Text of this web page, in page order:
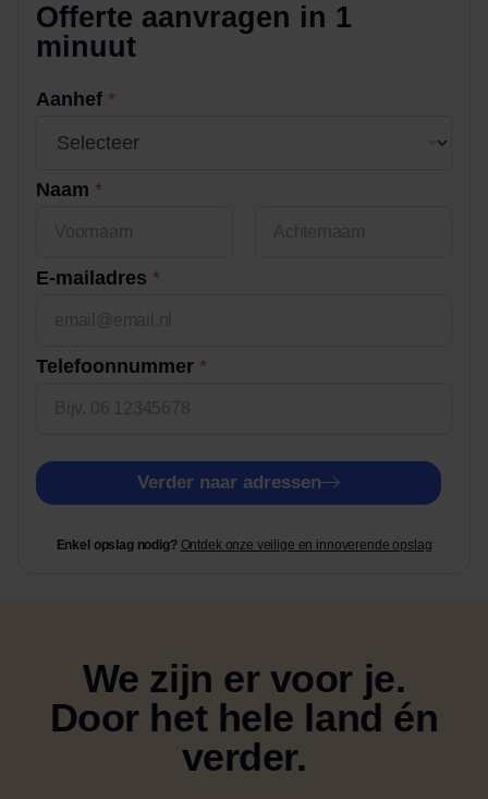
Offerte aanvragen in 1
minuut
Aanhef *
Naam *
Voornaam
E-mailadres *
Telefoonnummer *
Verder naar adressen
Enkel opslag nodig? Ontdek onze veilige en innoverende opslag
We zijn er voor je.
Door het hele land én
verder.